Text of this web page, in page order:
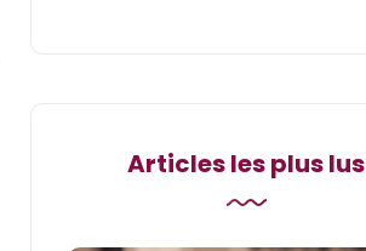
Articles les plus lus